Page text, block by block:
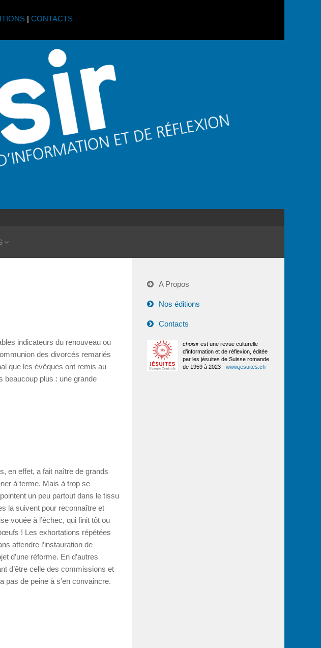
| CONTACTS
indicateurs du renouveau ou
des divorcés remariés
que les évêques ont remis au
beaucoup plus : une grande
en effet, a fait naître de grands
à terme. Mais à trop se
un peu partout dans le tissu
la suivent pour reconnaître et
vouée à l’échec, qui finit tôt ou
! Les exhortations répétées
attendre l’instauration de
d’une réforme. En d’autres
d’être celle des commissions et
pas de peine à s’en convaincre.
A Propos
Nos éditions
Contacts
choisir est une revue culturelle
d’information et de réflexion, éditée
par les jésuites de Suisse romande
de 1959 à 2023 - www.jesuites.ch